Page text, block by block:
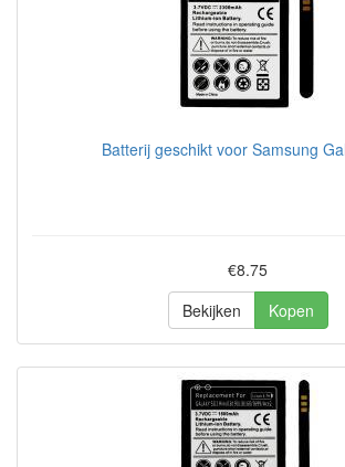
Batterij geschikt voor Samsung
€8.75
Bekijken
Kopen